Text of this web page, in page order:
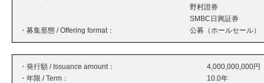
野村證券
SMBC日興証券
・募集形態 / Offering format：
公募（ホールセール）
・発行額 / Issuance amount：
4,000,000,000円
・年限 / Term：
10.0年